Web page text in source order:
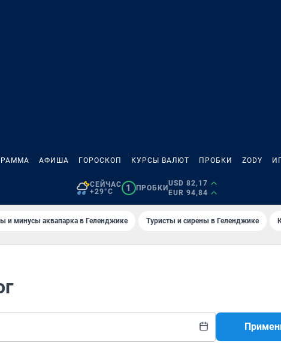
АФИША ГОРОСКОП КУРСЫ ВАЛЮТ ПРОБКИ ZODY
СЕЙЧАС
+29°C
1 ПРОБКИ
USD 82,17
EUR 94,84
и минусы аквапарка в Геленджике Туристы и сирены в Геленджике